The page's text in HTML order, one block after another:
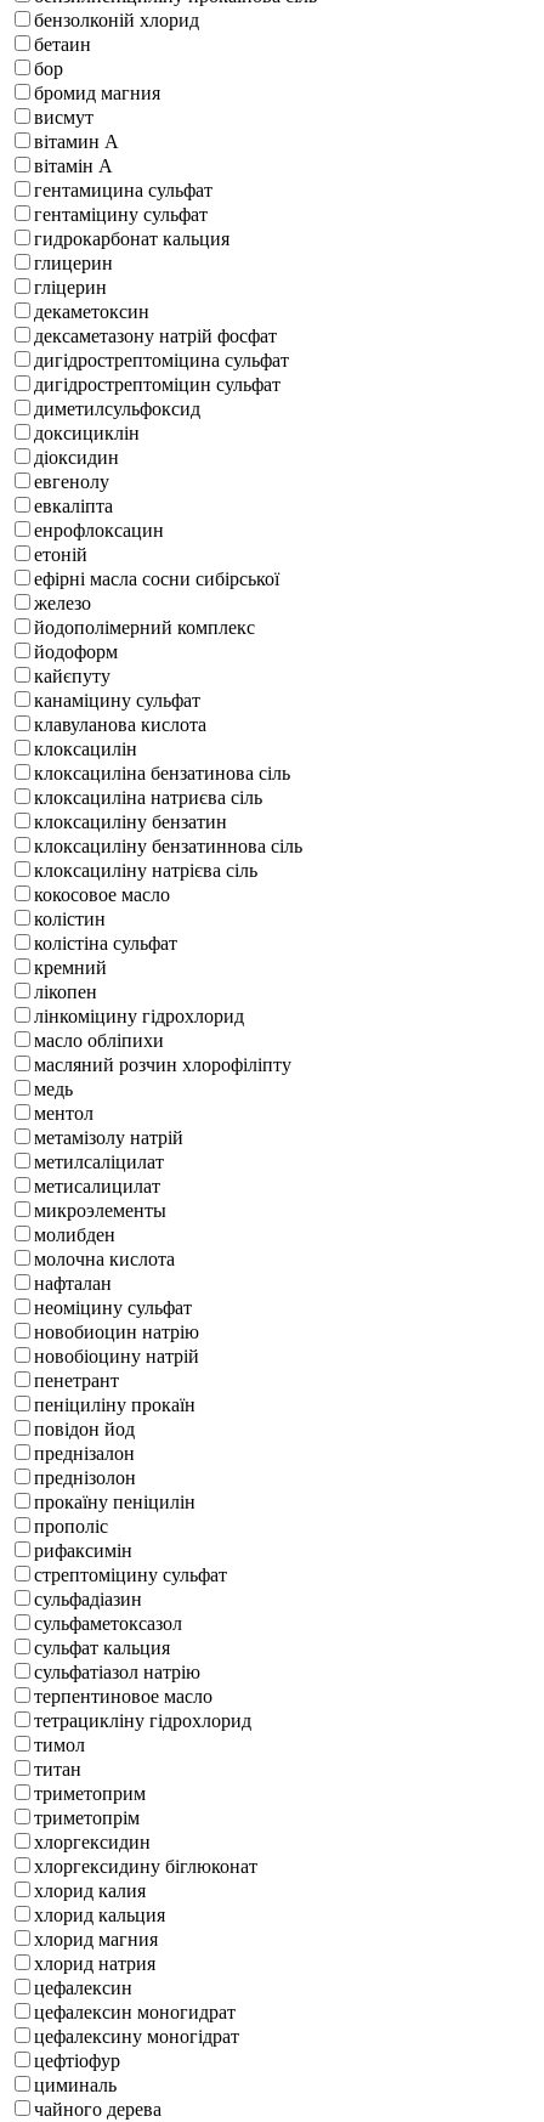
бензолконій хлорид
бетаин
бор
бромид магния
висмут
вітамин А
вітамін А
гентамицина сульфат
гентаміцину сульфат
гидрокарбонат кальция
глицерин
гліцерин
декаметоксин
дексаметазону натрій фосфат
дигідрострептоміцина сульфат
дигідрострептоміцин сульфат
диметилсульфоксид
доксициклін
діоксидин
евгенолу
евкаліпта
енрофлоксацин
етоній
ефірні масла сосни сибірської
железо
йодополімерний комплекс
йодоформ
кайєпуту
канаміцину сульфат
клавуланова кислота
клоксацилін
клоксациліна бензатинова сіль
клоксациліна натриєва сіль
клоксациліну бензатин
клоксациліну бензатиннова сіль
клоксациліну натрієва сіль
кокосовое масло
колістин
колістіна сульфат
кремний
лікопен
лінкоміцину гідрохлорид
масло обліпихи
масляний розчин хлорофіліпту
медь
ментол
метамізолу натрій
метилсаліцилат
метисалицилат
микроэлементы
молибден
молочна кислота
нафталан
неоміцину сульфат
новобиоцин натрію
новобіоцину натрій
пенетрант
пеніциліну прокаїн
повідон йод
преднізалон
преднізолон
прокаїну пеніцилін
прополіс
рифаксимін
стрептоміцину сульфат
сульфадіазин
сульфаметоксазол
сульфат кальция
сульфатіазол натрію
терпентиновое масло
тетрацикліну гідрохлорид
тимол
титан
триметоприм
триметопрім
хлоргексидин
хлоргексидину біглюконат
хлорид калия
хлорид кальция
хлорид магния
хлорид натрия
цефалексин
цефалексин моногидрат
цефалексину моногідрат
цефтіофур
циминаль
чайного дерева